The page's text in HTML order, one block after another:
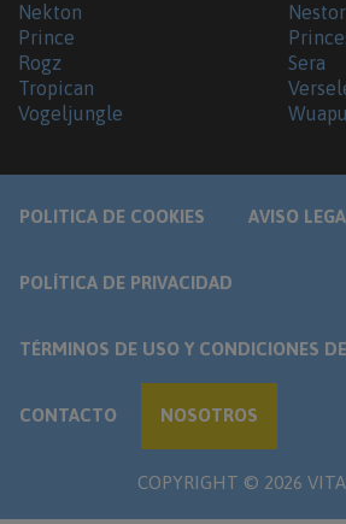
Nekton
Nestor
Prince
Rogz
Sera
Tropican
Vogeljungle
Wuapu
POLITICA DE COOKIES AVISO
POLÍTICA DE PRIVACIDAD
TÉRMINOS DE USO Y CONDICIONES
CONTACTO NOSOTROS
COPYRIGHT © 2026